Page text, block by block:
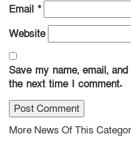
Email *
Website
Save my name, email,
the next time I comment.
More News Of This